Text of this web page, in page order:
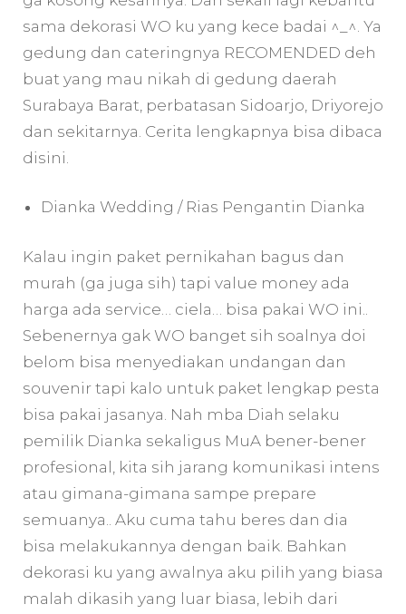
sama dekorasi WO ku yang kece badai ^_^. Ya
gedung dan cateringnya RECOMENDED deh
buat yang mau nikah di gedung daerah
Surabaya Barat, perbatasan Sidoarjo, Driyorejo
dan sekitarnya. Cerita lengkapnya bisa dibaca
disini.
Dianka Wedding / Rias Pengantin Dianka
Kalau ingin paket pernikahan bagus dan
murah (ga juga sih) tapi value money ada
harga ada service… ciela… bisa pakai WO ini..
Sebenernya gak WO banget sih soalnya doi
belom bisa menyediakan undangan dan
souvenir tapi kalo untuk paket lengkap pesta
bisa pakai jasanya. Nah mba Diah selaku
pemilik Dianka sekaligus MuA bener-bener
profesional, kita sih jarang komunikasi intens
atau gimana-gimana sampe prepare
semuanya.. Aku cuma tahu beres dan dia
bisa melakukannya dengan baik. Bahkan
dekorasi ku yang awalnya aku pilih yang biasa
malah dikasih yang luar biasa, lebih dari